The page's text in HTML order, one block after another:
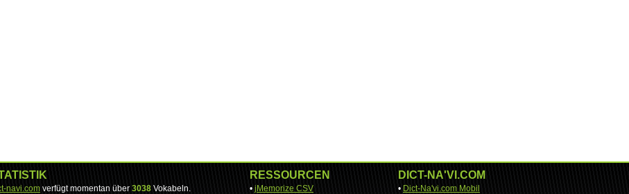
navi.com verfügt momentan über 3038 Vokabeln.
RESSOURCEN
• jMemorize CSV
DICT-NA'VI.COM
• Dict-Na'vi.com Mobil